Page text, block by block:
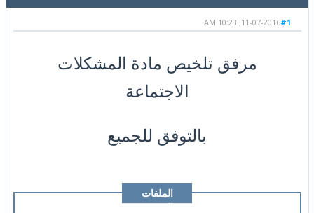
#1
11-07-2016, 10:23 AM
مرفق تلخيص مادة المشكلات
الاجتماعة
بالتوفق للجميع
الملفات
المرفقة